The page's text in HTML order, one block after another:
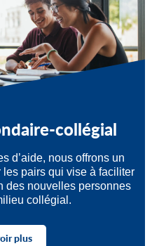
collégial
d’aide, nous offrons un
pairs qui vise à faciliter
des nouvelles personnes
collégial.
plus